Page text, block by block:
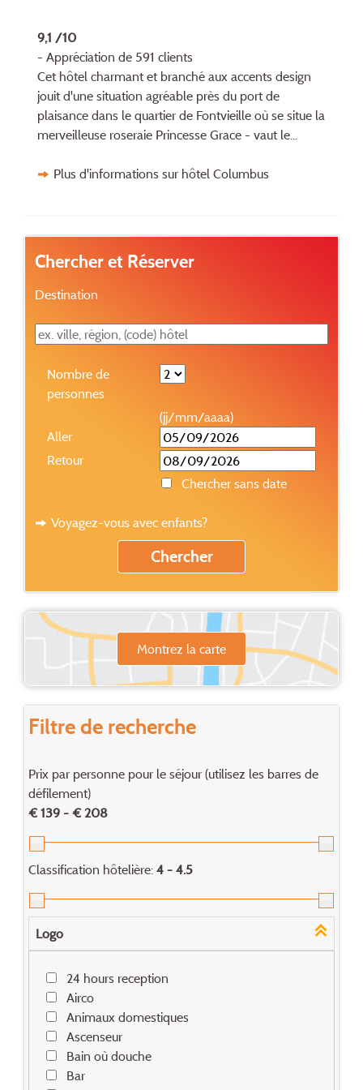
9,1 /10
- Appréciation de 591 clients
Cet hôtel charmant et branché aux accents design
jouit d'une situation agréable près du port de
plaisance dans le quartier de Fontvieille où se situe la
merveilleuse roseraie Princesse Grace - vaut le...
Plus d'informations sur hôtel Columbus
Chercher et Réserver
Destination
Nombre de
personnes
(jj/mm/aaaa)
Aller
Retour
Chercher sans date
Voyagez-vous avec enfants?
Montrez la carte
Filtre de recherche
Prix par personne pour le séjour (utilisez les barres de
défilement)
€ 139 - € 208
Classification hôtelière: 4 - 4.5
Logo
24 hours reception
Airco
Animaux domestiques
Ascenseur
Bain où douche
Bar